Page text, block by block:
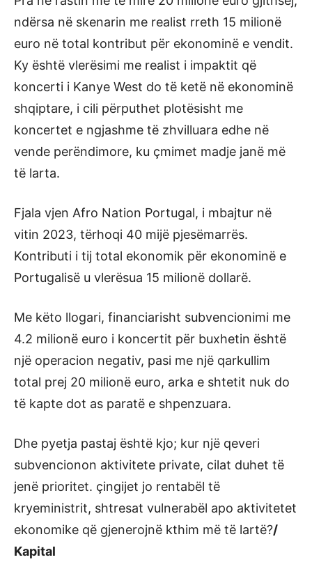
ndërsa në skenarin me realist rreth 15 milionë
euro në total kontribut për ekonominë e vendit.
Ky është vlerësimi me realist i impaktit që
koncerti i Kanye West do të ketë në ekonominë
shqiptare, i cili përputhet plotësisht me
koncertet e ngjashme të zhvilluara edhe në
vende perëndimore, ku çmimet madje janë më
të larta.
Fjala vjen Afro Nation Portugal, i mbajtur në
vitin 2023, tërhoqi 40 mijë pjesëmarrës.
Kontributi i tij total ekonomik për ekonominë e
Portugalisë u vlerësua 15 milionë dollarë.
Me këto llogari, financiarisht subvencionimi me
4.2 milionë euro i koncertit për buxhetin është
një operacion negativ, pasi me një qarkullim
total prej 20 milionë euro, arka e shtetit nuk do
të kapte dot as paratë e shpenzuara.
Dhe pyetja pastaj është kjo; kur një qeveri
subvencionon aktivitete private, cilat duhet të
jenë prioritet. çingijet jo rentabël të
kryeministrit, shtresat vulnerabël apo aktivitetet
ekonomike që gjenerojnë kthim më të lartë?/
Kapital